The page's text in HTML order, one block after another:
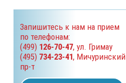
Запишитесь к нам на прием
по телефонам:
(499) 126-70-47, ул. Гримау
(495) 734-23-41, Мичуринский
пр-т